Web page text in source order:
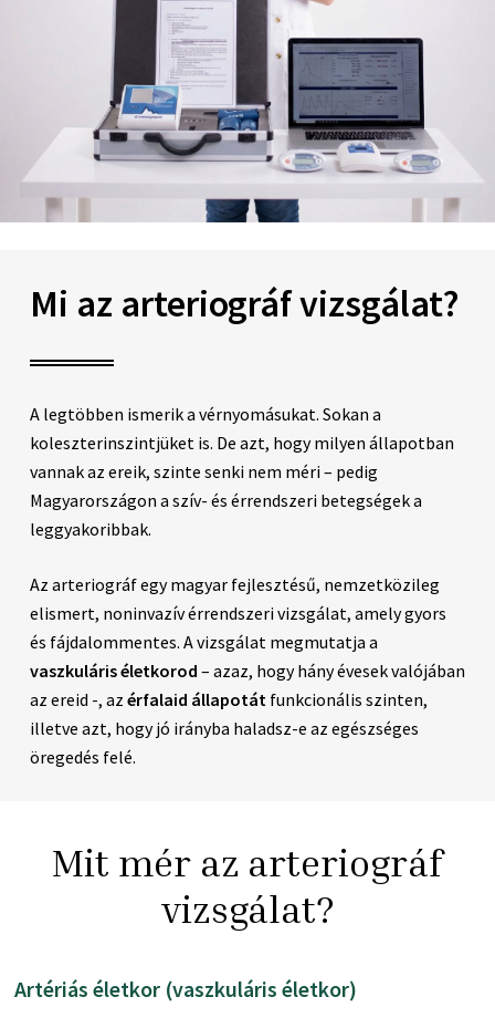
Mi az arteriográf vizsgálat?
A legtöbben ismerik a vérnyomásukat. Sokan a
koleszterinszintjüket is. De azt, hogy milyen állapotban
vannak az ereik, szinte senki nem méri – pedig
Magyarországon a szív- és érrendszeri betegségek a
leggyakoribbak.
Az arteriográf egy magyar fejlesztésű, nemzetközileg
elismert, noninvazív érrendszeri vizsgálat, amely gyors
és fájdalommentes. A vizsgálat megmutatja a
vaszkuláris életkorod – azaz, hogy hány évesek valójában
az ereid -, az érfalaid állapotát funkcionális szinten,
illetve azt, hogy jó irányba haladsz-e az egészséges
öregedés felé.
Mit mér az arteriográf
vizsgálat?
Artériás életkor (vaszkuláris életkor)